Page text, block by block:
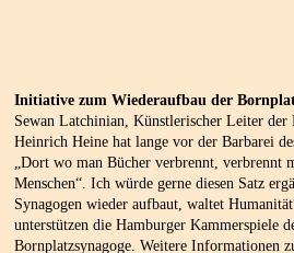
Initiative zum Wiederaufbau der
Sewan Latchinian, Künstlerischer Leiter
Heinrich Heine hat lange vor der Barbarei
„Dort wo man Bücher verbrennt, verbrennt
Menschen“. Ich würde gerne diesen Satz
Synagogen wieder aufbaut, waltet
unterstützen die Hamburger Kammerspiele
Bornplatzsynagoge. Weitere Informationen